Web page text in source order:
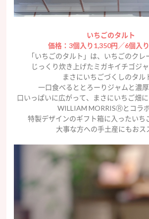
いちごのタルト
価格：3個入り1,350円／6個入
「いちごのタルト」は、いちごのクレ
じっくり炊き上げたミガキイチゴジャ
まさにいちごづくしのタル
一口食べるととろーりジャムと濃
口いっぱいに広がって、まさにいちご畑
WILLIAM MORRISⓇとコラ
特製デザインのギフト箱に入ったいち
大事な方への手土産にもおス